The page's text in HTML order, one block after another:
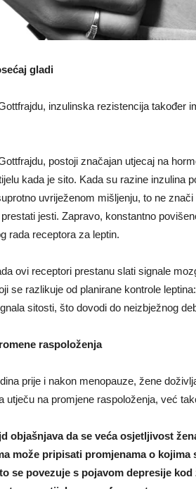
gladi
inzulinska rezistencija također
postoji značajan utjecaj na
kada je sito. Kada su razine inzulina
uvriježenom mišljenju, to ne
jesti. Zapravo, konstantno
rada receptora za leptin.
ovi receptori prestanu slati signale
se razlikuje od planirane kontrole
sitosti, što dovodi do neizbježnog
raspoloženja
prije i nakon menopauze, žene
utječu na promjene raspoloženja, već
objašnjava da se veća osjetljivost
može pripisati promjenama o
se povezuje s pojavom depresije